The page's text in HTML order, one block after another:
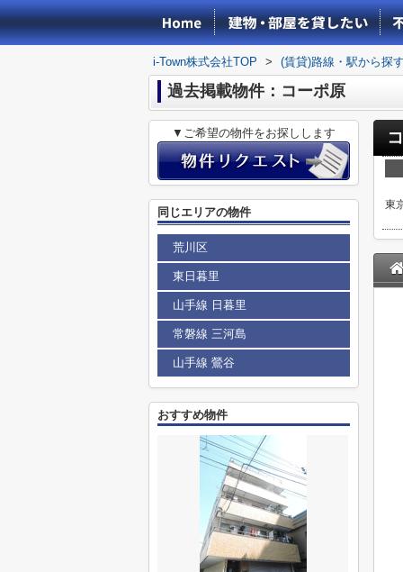
i-Town株式会社TOP > (賃貸)路線・駅から探
過去掲載物件：コーポ原
東
▼ご希望の物件をお探しします
同じエリアの物件
荒川区
東日暮里
山手線 日暮里
常磐線 三河島
山手線 鶯谷
おすすめ物件